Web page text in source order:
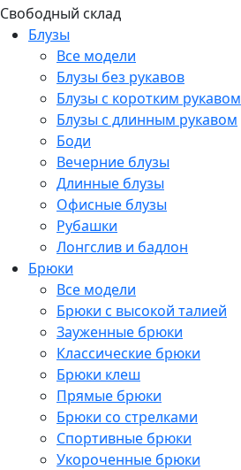
Свободный склад
Блузы
Все модели
Блузы без рукавов
Блузы с коротким рукавом
Блузы с длинным рукавом
Боди
Вечерние блузы
Длинные блузы
Офисные блузы
Рубашки
Лонгслив и бадлон
Брюки
Все модели
Брюки с высокой талией
Зауженные брюки
Классические брюки
Брюки клеш
Прямые брюки
Брюки со стрелками
Спортивные брюки
Укороченные брюки